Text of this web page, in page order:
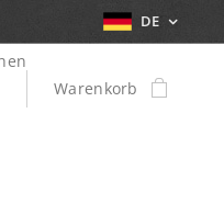
DE
Warenkorb